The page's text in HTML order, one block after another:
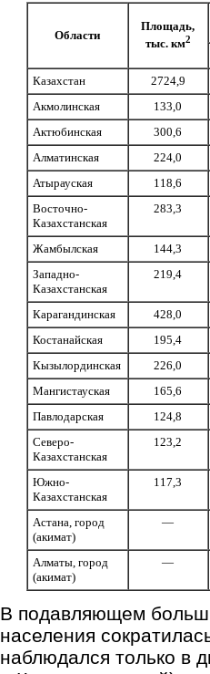
Области
Площадь,
тыс. км2
Казахстан
2724,9
Акмолинская
133,0
Актюбинская
300,6
Алматинская
224,0
Атырауская
118,6
Восточно-
Казахстанская
283,3
Жамбылская
144,3
Западно-
Казахстанская
219,4
Карагандинская
428,0
Костанайская
195,4
Кызылординская
226,0
Мангистауская
165,6
Павлодарская
124,8
Северо-
Казахстанская
123,2
Южно-
Казахстанская
117,3
Астана, город
(акимат)
—
Алматы, город
(акимат)
—
В подавляющем
населения
наблюдался только в